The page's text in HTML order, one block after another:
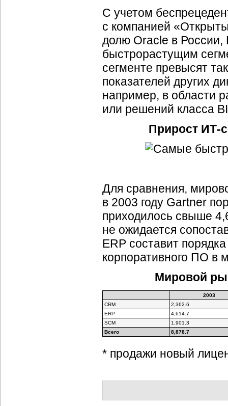
С учетом
с компанией
долю Oracle в России,
быстрорастущим
сегменте превысят
показателей других
например, в области
или решений класса
Прирост ИТ-
Для сравнения,
в 2003 году Gartner
приходилось свыше
не ожидается
ERP составит
корпоративного ПО в
Мировой
2003
CRM
2,362.6
ERP
4,614.7
SCM
1,901.3
Всего
8,878.7
* продажи новый